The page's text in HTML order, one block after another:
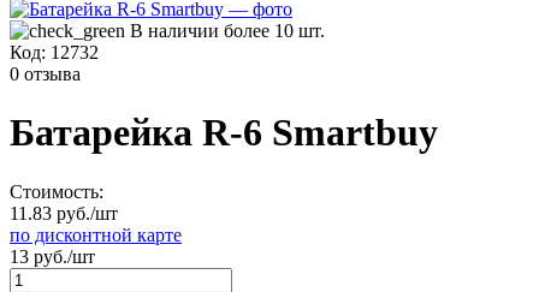
В наличии более 10 шт.
Код: 12732
0 отзыва
Батарейка R-6 Smartbuy
Стоимость:
11.83 руб./шт
по дисконтной карте
13 руб./шт